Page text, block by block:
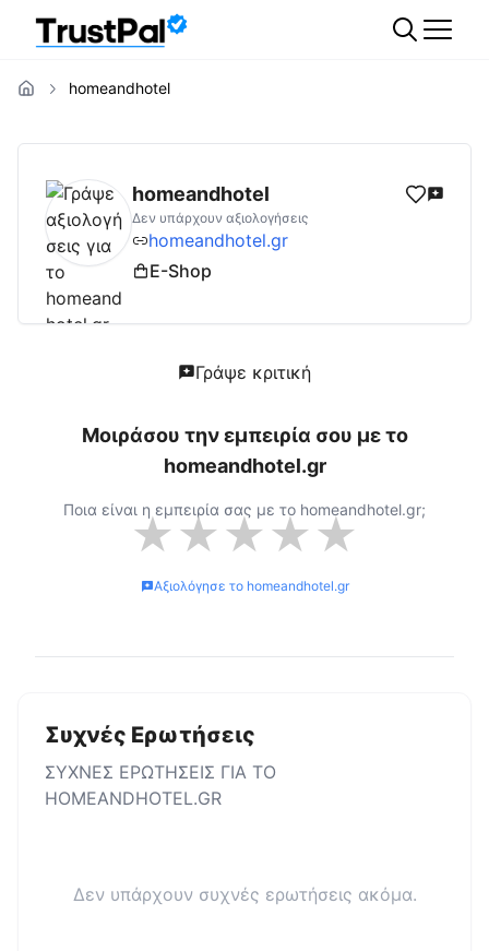
homeandhotel
homeandhotel.gr Αξιολογήσεις | Δες
homeandhotel
Δεν υπάρχουν αξιολογήσεις
homeandhotel.gr
E-Shop
Γράψε κριτική
Μοιράσου την εμπειρία σου με το
homeandhotel.gr
Ποια είναι η εμπειρία σας με το homeandhotel.gr;
★★★★★
Αξιολόγησε το homeandhotel.gr
Συχνές Ερωτήσεις
ΣΥΧΝΕΣ ΕΡΩΤΗΣΕΙΣ ΓΙΑ ΤΟ
HOMEANDHOTEL.GR
Δεν υπάρχουν συχνές ερωτήσεις ακόμα.